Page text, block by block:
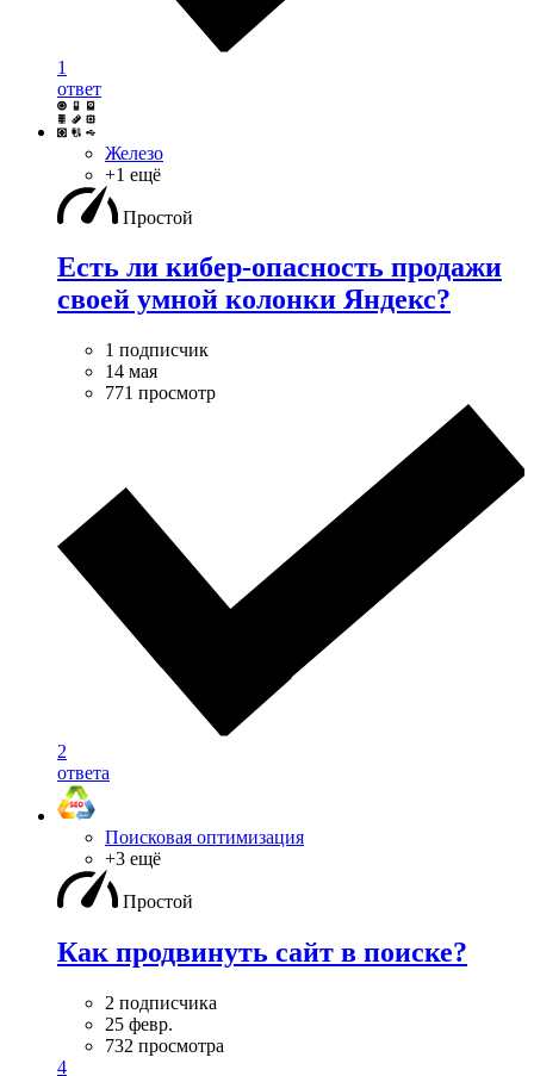
1
ответ
Железо
+1 ещё
Простой
Есть ли кибер-опасность продажи
своей умной колонки Яндекс?
1 подписчик
14 мая
771 просмотр
2
ответа
Поисковая оптимизация
+3 ещё
Простой
Как продвинуть сайт в поиске?
2 подписчика
25 февр.
732 просмотра
4